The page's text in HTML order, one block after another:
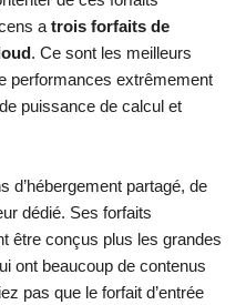
a trois forfaits de
. Ce sont les meilleurs
performances extrêmement
puissance de calcul et
d’hébergement partagé, de
dédié. Ses forfaits
être conçus plus les grandes
ont beaucoup de contenus
pas que le forfait d’entrée